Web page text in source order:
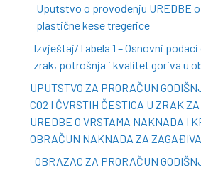
Uputstvo o provođenju UREDBE
plastične kese tregerice
Izvještaj/Tabela 1 – Osnovni
zrak, potrošnja i kvalitet goriva u
UPUTSTVO ZA PRORAČUN
CO2 I ČVRSTIH ČESTICA U ZRAK
UREDBE O VRSTAMA NAKNADA I
OBRAČUN NAKNADA ZA
OBRAZAC ZA PRORAČUN